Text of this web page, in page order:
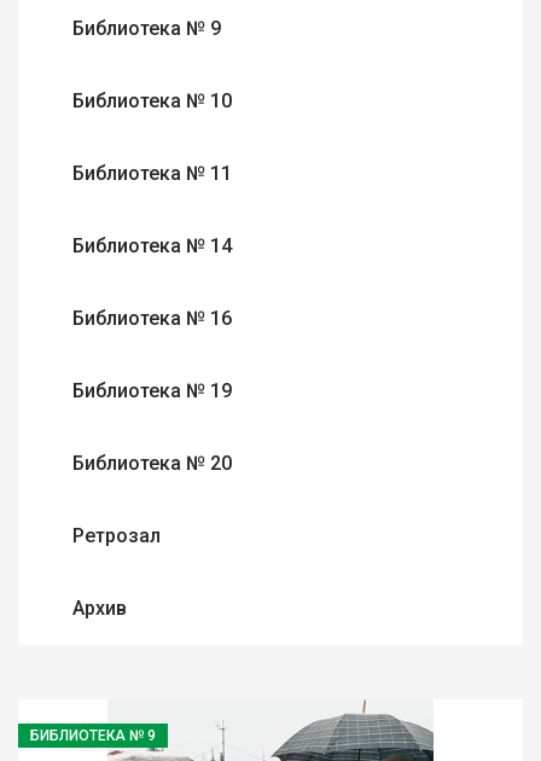
Библиотека № 9
Библиотека № 10
Библиотека № 11
Библиотека № 14
Библиотека № 16
Библиотека № 19
Библиотека № 20
Ретрозал
Архив
БИБЛИОТЕКА № 9